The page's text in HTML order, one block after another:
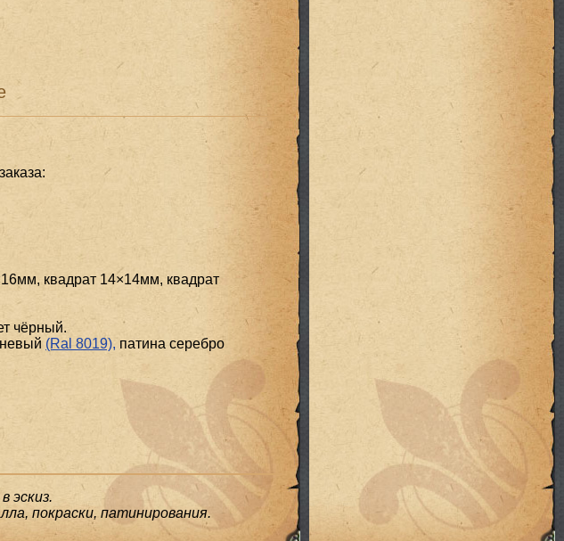
квадрат 14×14мм, квадрат
чёрный.
(Ral 8019), патина серебро
эскиз.
покраски, патинирования.